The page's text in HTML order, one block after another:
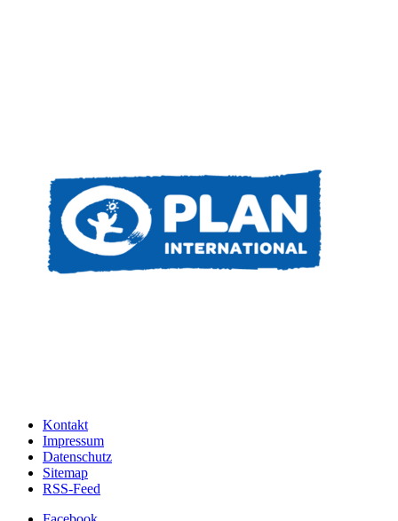
Kontakt
Impressum
Datenschutz
Sitemap
RSS-Feed